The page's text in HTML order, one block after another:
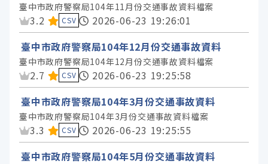
臺中市政府警察局104年11月份交通事故資料檔案
資料集評分：
3.2 CSV
2026-06-23 19:26:01
臺中市政府警察局104年12月份交通事故資料
臺中市政府警察局104年12月份交通事故資料檔案
資料集評分：
2.7 CSV
2026-06-23 19:25:58
臺中市政府警察局104年3月份交通事故資料
臺中市政府警察局104年3月份交通事故資料檔案
資料集評分：
3.3 CSV
2026-06-23 19:25:55
臺中市政府警察局104年5月份交通事故資料